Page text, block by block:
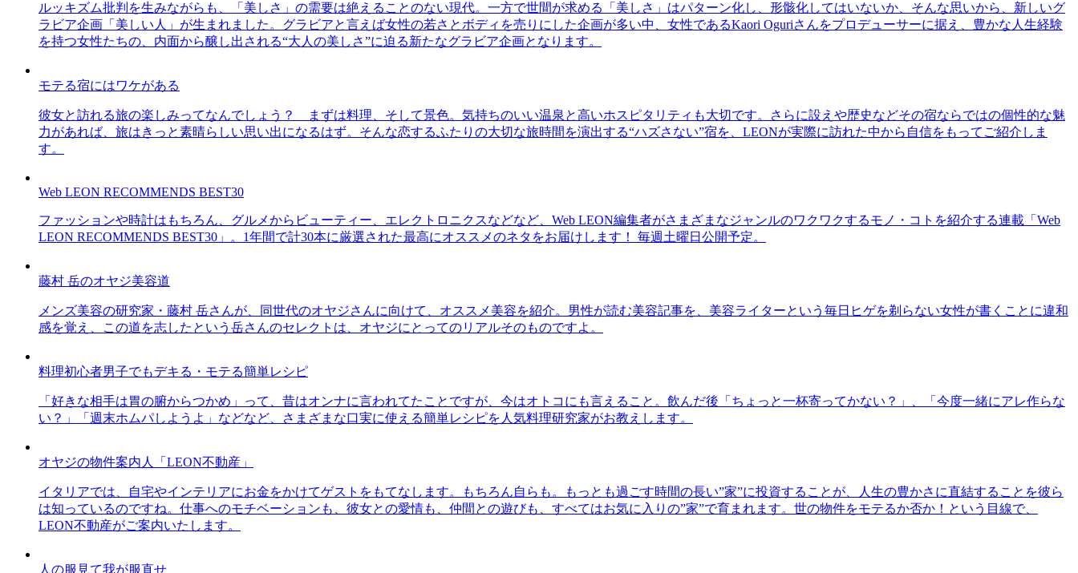
ルッキズム批判を生みながらも、「美しさ」の需要は絶えることのない現代。一方で世間が求める「美しさ」はパターン化し、形骸化してはいないか、そんな思いから、新しいグ
ラビア企画「美しい人」が生まれました。グラビアと言えば女性の若さとボディを売りにした企画が多い中、女性であるKaori Oguriさんをプロデューサーに据え、豊かな人生経験
を持つ女性たちの、内面から醸し出される“大人の美しさ”に迫る新たなグラビア企画となります。
モテる宿にはワケがある
彼女と訪れる旅の楽しみってなんでしょう？ まずは料理、そして景色。気持ちのいい温泉と高いホスピタリティも大切です。さらに設えや歴史などその宿ならではの個性的な魅
力があれば、旅はきっと素晴らしい思い出になるはず。そんな恋するふたりの大切な旅時間を演出する“ハズさない”宿を、LEONが実際に訪れた中から自信をもってご紹介しま
す。
Web LEON RECOMMENDS BEST30
ファッションや時計はもちろん、グルメからビューティー、エレクトロニクスなどなど、Web LEON編集者がさまざまなジャンルのワクワクするモノ・コトを紹介する連載「Web
LEON RECOMMENDS BEST30」。1年間で計30本に厳選された最高にオススメのネタをお届けします！ 毎週土曜日公開予定。
藤村 岳のオヤジ美容道
メンズ美容の研究家・藤村 岳さんが、同世代のオヤジさんに向けて、オススメ美容を紹介。男性が読む美容記事を、美容ライターという毎日ヒゲを剃らない女性が書くことに違和
感を覚え、この道を志したという岳さんのセレクトは、オヤジにとってのリアルそのものですよ。
料理初心者男子でもデキる・モテる簡単レシピ
「好きな相手は胃の腑からつかめ」って、昔はオンナに言われてたことですが、今はオトコにも言えること。飲んだ後「ちょっと一杯寄ってかない？」、「今度一緒にアレ作らな
い？」「週末ホムパしようよ」などなど、さまざまな口実に使える簡単レシピを人気料理研究家がお教えします。
オヤジの物件案内人「LEON不動産」
イタリアでは、自宅やインテリアにお金をかけてゲストをもてなします。もちろん自らも。もっとも過ごす時間の長い”家”に投資することが、人生の豊かさに直結することを彼ら
は知っているのですね。仕事へのモチベーションも、彼女との愛情も、仲間との遊びも、すべてはお気に入りの”家”で育まれます。世の物件をモテるか否か！という目線で、
LEON不動産がご案内いたします。
人の服見て我が服直せ